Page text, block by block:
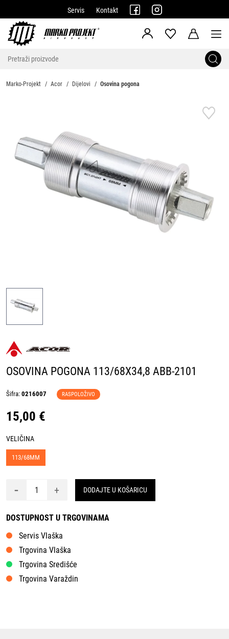
Servis Kontakt
Marko-Projekt Acor Dijelovi Osovina pogona
OSOVINA POGONA 113/68X34,8 ABB-2101
Šifra: 0216007 RASPOLOŽIVO
15,00 €
VELIČINA
113/68MM
- + DODAJTE U KOŠARICU
DOSTUPNOST U TRGOVINAMA
Servis Vlaška
Trgovina Vlaška
Trgovina Središće
Trgovina Varaždin